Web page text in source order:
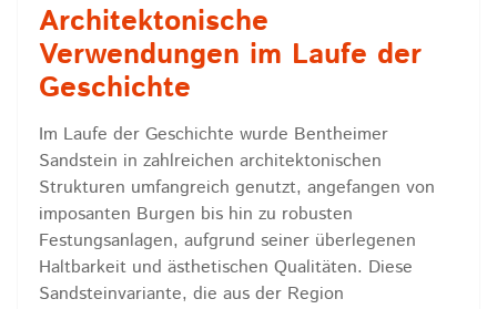
Architektonische
Verwendungen im Laufe der
Geschichte
Im Laufe der Geschichte wurde Bentheimer
Sandstein in zahlreichen architektonischen
Strukturen umfangreich genutzt, angefangen von
imposanten Burgen bis hin zu robusten
Festungsanlagen, aufgrund seiner überlegenen
Haltbarkeit und ästhetischen Qualitäten. Diese
Sandsteinvariante, die aus der Region